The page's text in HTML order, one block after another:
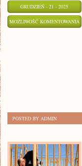
GRUDZIEŃ - 21 - 2025
MOŻLIWOŚĆ KOMENTOWANIA
POSTED BY ADMIN